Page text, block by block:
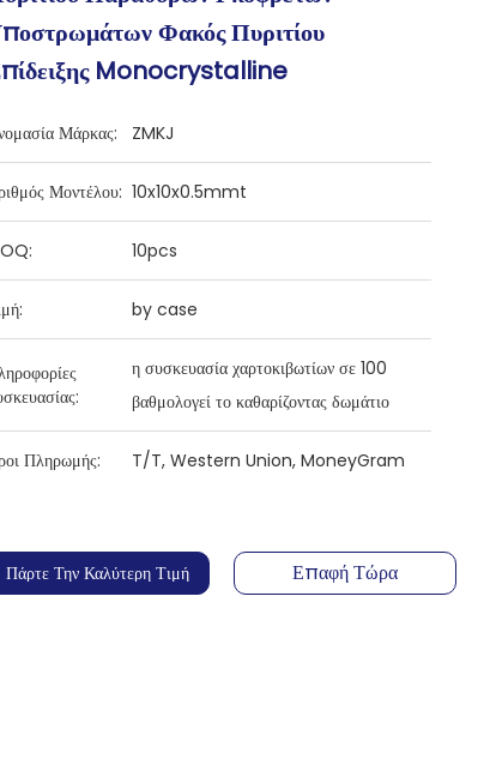
Φακός Πυριτίου
Monocrystalline
Μάρκας: ZMKJ
Μοντέλου: 10x10x0.5mmt
10pcs
by case
η συσκευασία χαρτοκιβωτίων σε 100
βαθμολογεί το καθαρίζοντας δωμάτιο
Πληρωμής: T/T, Western Union, MoneyGram
Πάρτε Την Καλύτερη Τιμή Επαφή Τώρα